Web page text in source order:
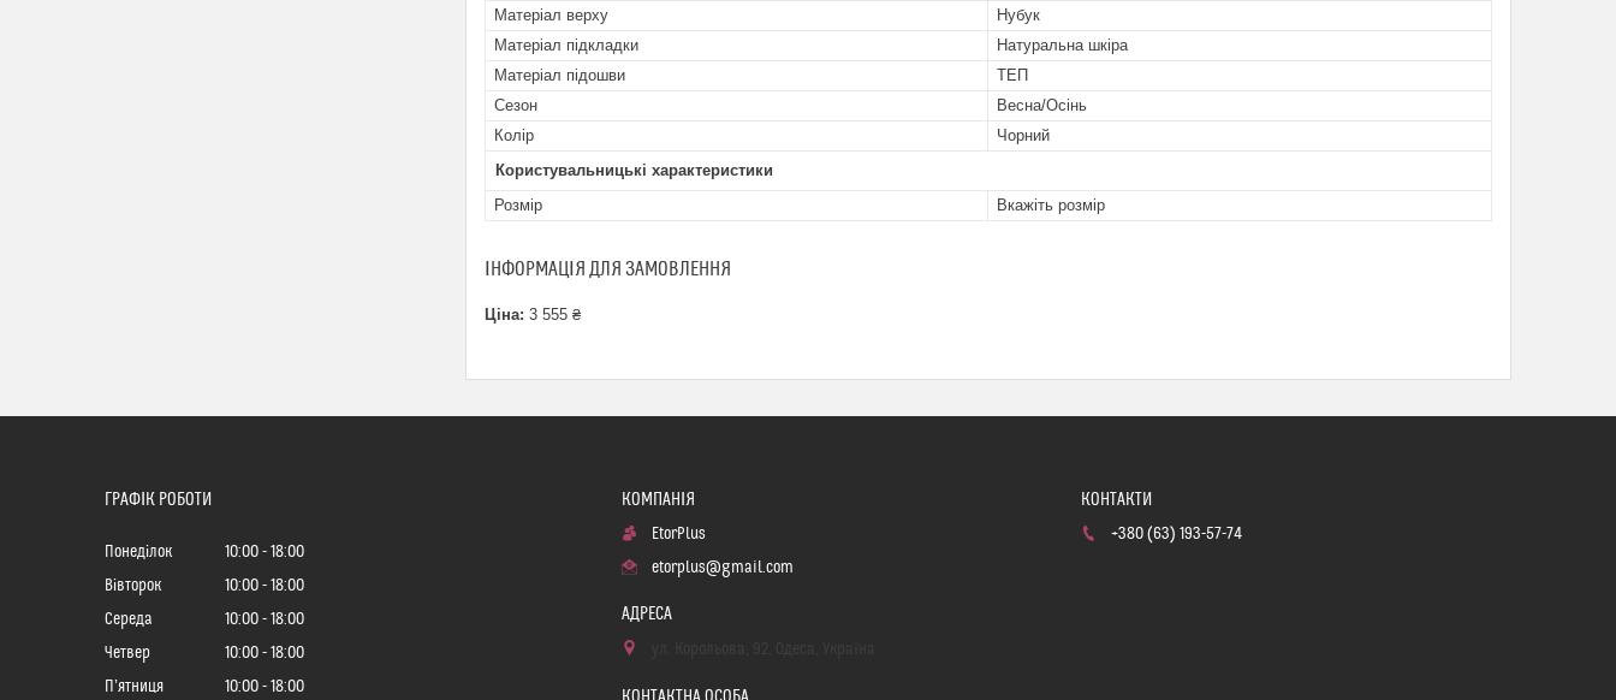
Матеріал верху
Нубук
Матеріал підкладки
Натуральна шкіра
Матеріал підошви
ТЕП
Сезон
Весна/Осінь
Колір
Чорний
Користувальницькі характеристики
Розмір
Вкажіть розмір
ІНФОРМАЦІЯ ДЛЯ ЗАМОВЛЕННЯ
Ціна: 3 555 ₴
ГРАФІК РОБОТИ
Понеділок 10:00
18:00
Вівторок
10:00
18:00
Середа
10:00
18:00
Четвер
10:00
18:00
Пʼятниця
10:00 18:00
EtorPlus
etorplus@gmail.com
+380 (63) 193-57-74